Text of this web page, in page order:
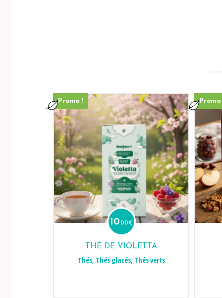
Promo !
10.00€
THÉ DE VIOLETTA
Thés, Thés glacés, Thés verts
Promo